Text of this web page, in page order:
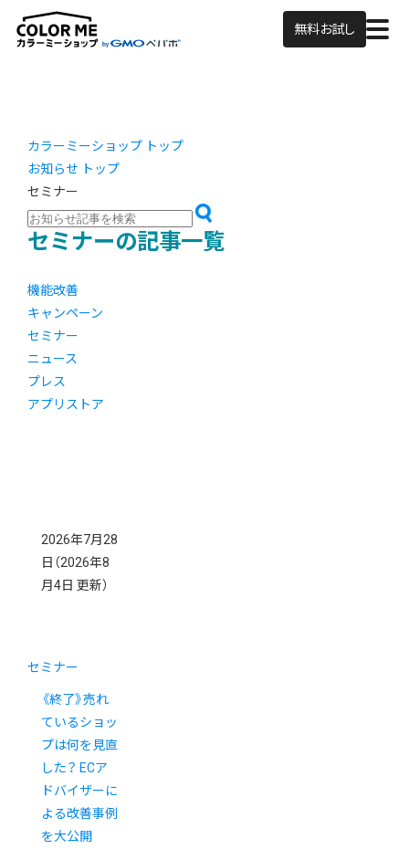
無料お試し
カラーミーショップ トップ
お知らせ トップ
セミナー
セミナーの記事一覧
機能改善
キャンペーン
セミナー
ニュース
プレス
アプリストア
2026年7月28
日 （2026年8
月4日 更新）
セミナー
《終了》売れ
ているショッ
プは何を見直
した？ ECア
ドバイザーに
よる改善事例
を大公開